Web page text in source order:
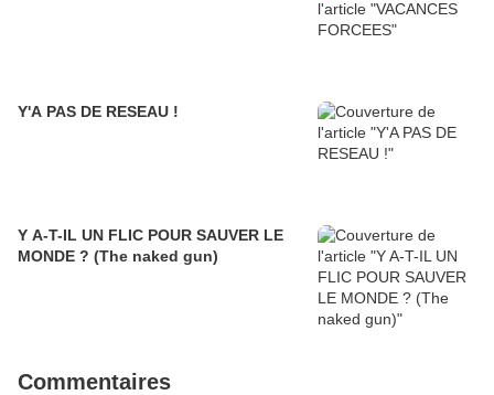
Y'A PAS DE RESEAU !
Y A-T-IL UN FLIC POUR SAUVER LE
MONDE ? (The naked gun)
Commentaires